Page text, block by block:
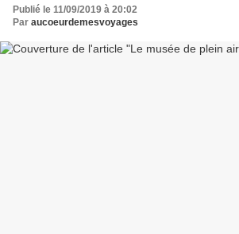
Publié le 11/09/2019 à 20:02
Par aucoeurdemesvoyages